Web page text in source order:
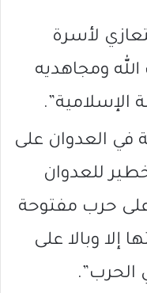
لأسرة
ومجاهديه
الإسلامية”.
في العدوان على
للعدوان
على حرب مفتوحة
إلا وبالا على
الحرب”.